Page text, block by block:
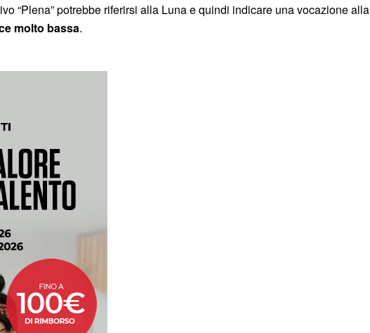
“Plena” potrebbe riferirsi alla Luna e quindi indicare una vocazione alla
molto bassa.